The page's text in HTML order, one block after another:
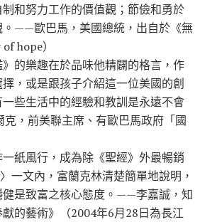
和努力工作的價值觀；節儉和勇於
。——歐巴馬，美國總統，出自於《無
hope）
樂趣在於品味他精闢的格言，作
，或是跟孩子介紹這一位美國的創
些生活中的經驗和教訓是永遠不會
，前美聯主席、有歐巴馬政府「國
風行，成為除《聖經》外最暢銷
一文內，富蘭克林清楚簡單地說明，
健是致富之核心態度。——李嘉誠，知
的藝術》（2004年6月28日為長江